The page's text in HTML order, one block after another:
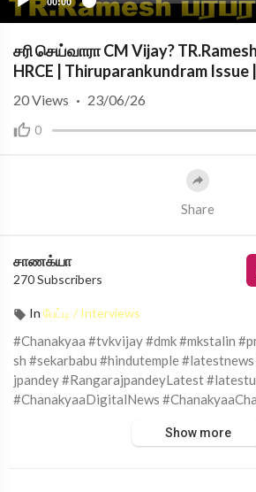
சரி செய்வாரா CM Vijay? TR.Ramesh
HRCE | Thiruparankundram Issue
0
20Views · 23/06/26
Share
சாணக்யா
270 Subscribers
In பேட்டி / Interviews
#Chanakyaa #tvkvijay #dmk #mkstalin
sh #sekarbabu #hindutemple
jpandey #RangarajpandeyLatest
#ChanakyaaDigitalNews
Show more